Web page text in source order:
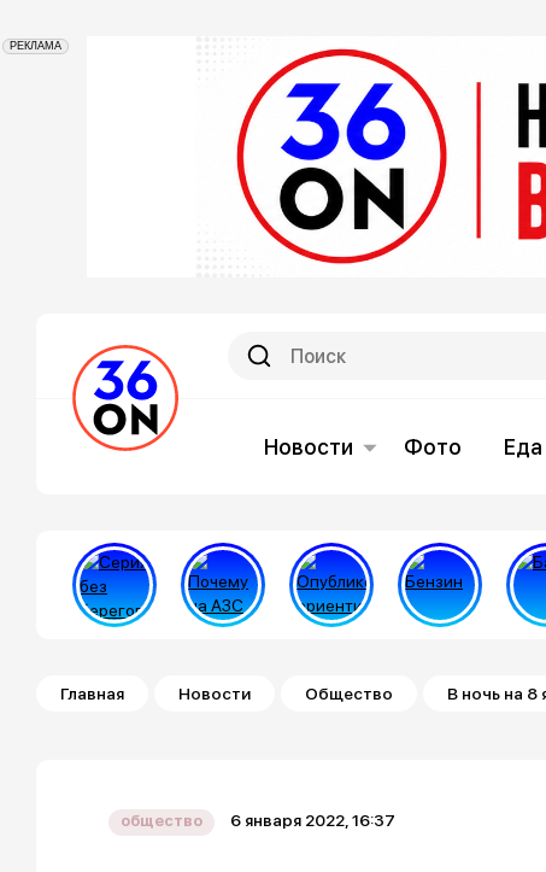
РЕКЛАМА
Новости Фото Еда
Строка навигации
Главная Новости Общество В ночь на 8
общество 6 января 2022, 16:37